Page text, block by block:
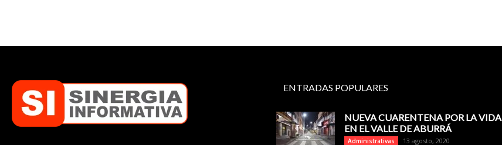
ENTRADAS POPULARES
NUEVA CUARENTENA POR LA VIDA
EN EL VALLE DE ABURRÁ
Administrativas 13 agosto, 2020